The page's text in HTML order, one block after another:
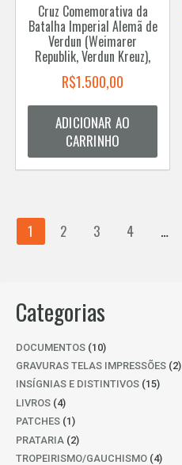
Cruz Comemorativa da
Batalha Imperial Alemã de
Verdun (Weimarer
Republik, Verdun Kreuz),
R$1.500,00
ADICIONAR AO
CARRINHO
1 2 3 4 …
Categorias
DOCUMENTOS 1010
PRODUTOS
GRAVURAS TELAS IMPRESSÕES 22
INSÍGNIAS E DISTINTIVOS 1515
LIVROS 44
PRODUTOS
PATCHES 11
PRODUTO
PRATARIA 22
PRODUTOS
TROPEIRISMO/GAUCHISMO 44